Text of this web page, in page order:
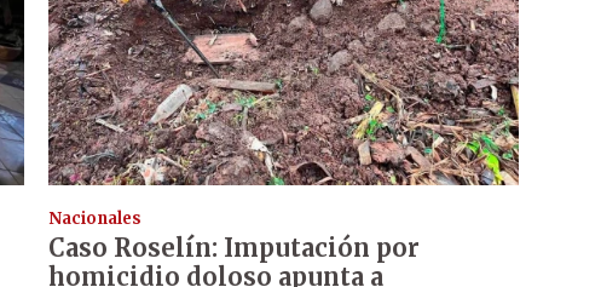
Nacionales
Caso Roselín: Imputación por
homicidio doloso apunta a